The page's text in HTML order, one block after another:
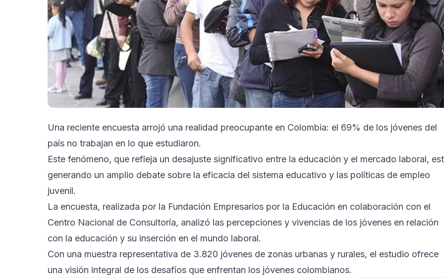
Una reciente encuesta arrojó una realidad preocupante en Colombia: el 69% de los jóvenes del
país no trabajan en lo que estudiaron.
Este fenómeno, que refleja un desajuste significativo entre la educación y el mercado laboral,
generando un amplio debate sobre la eficacia del sistema educativo y las políticas de empleo
juvenil.
La encuesta, realizada por la Fundación Empresarios por la Educación en colaboración con el
Centro Nacional de Consultoría, analizó las percepciones y vivencias de los jóvenes en relación
con la educación y su inserción en el mundo laboral.
Con una muestra representativa de 3.820 jóvenes de zonas urbanas y rurales, el estudio ofrece
una visión integral de los desafíos que enfrentan los jóvenes colombianos.